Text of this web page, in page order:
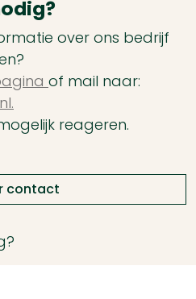
over ons bedrijf
of mail naar:
reageren.
contact